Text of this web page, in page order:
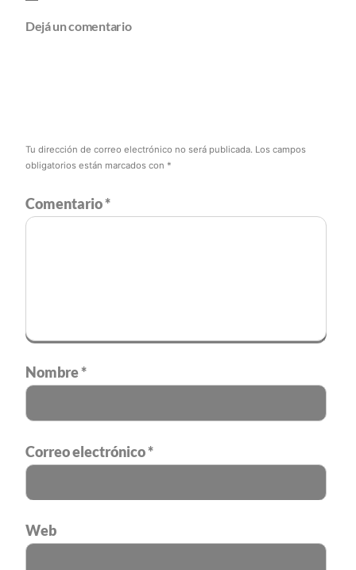
Dejá un comentario
Tu dirección de correo electrónico no será publicada. Los campos
obligatorios están marcados con *
Comentario*
Nombre*
Correo electrónico*
Web